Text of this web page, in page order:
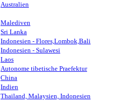
Australien
Malediven
Sri Lanka
Indonesien - Flores,Lombok,Bali
Indonesien - Sulawesi
Laos
Autonome tibetische Praefektur
China
Indien
Thailand, Malaysien, Indonesien